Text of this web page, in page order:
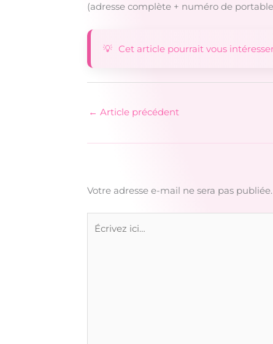
(adresse complète + numéro de
Cet article pourrait vous
← Article précédent
Votre adresse e-mail ne sera pas publiée.